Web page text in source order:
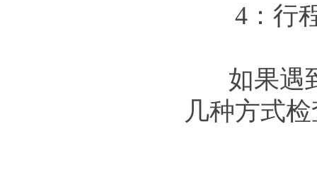
4：行程
如果遇
几种方式